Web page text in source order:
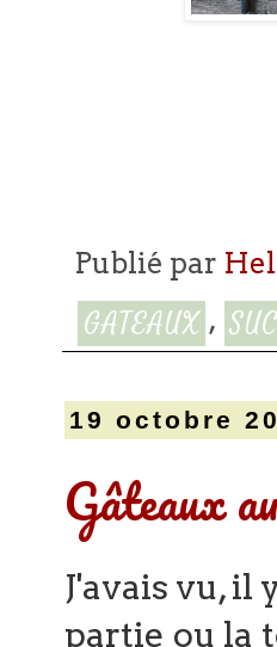
Publié par
GATEAUX ,
19 octobre
Gâteaux
J'avais vu,
partie ou la